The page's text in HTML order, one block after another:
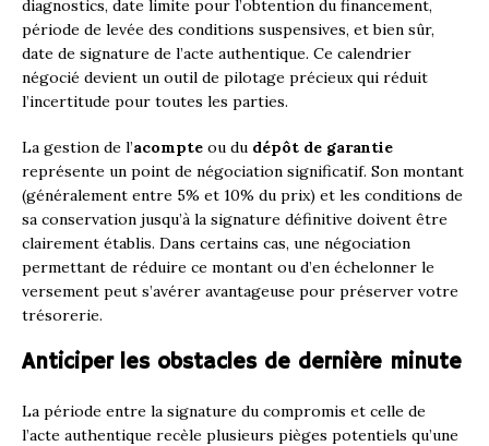
diagnostics, date limite pour l’obtention du financement,
période de levée des conditions suspensives, et bien sûr,
date de signature de l’acte authentique. Ce calendrier
négocié devient un outil de pilotage précieux qui réduit
l’incertitude pour toutes les parties.
La gestion de l’acompte ou du dépôt de garantie
représente un point de négociation significatif. Son montant
(généralement entre 5% et 10% du prix) et les conditions de
sa conservation jusqu’à la signature définitive doivent être
clairement établis. Dans certains cas, une négociation
permettant de réduire ce montant ou d’en échelonner le
versement peut s’avérer avantageuse pour préserver votre
trésorerie.
Anticiper les obstacles de dernière minute
La période entre la signature du compromis et celle de
l’acte authentique recèle plusieurs pièges potentiels qu’une